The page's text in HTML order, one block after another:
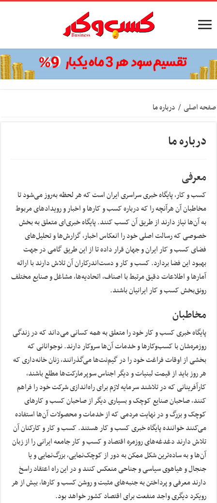
صفحه اصلی / درباره ما
درباره ما
معرفی
کسب و کار، پایگاه خبری سراسری ایران است که هر لحظه به‌روز می‌شود تا
مخاطبان آن هرآنچه را که درباره کسب و کارها و اخبار و رویدادهای مربوط
به آن‌ها نیاز دارند از طریق آن کسب کنند. پایگاه خبری‌ای متعلق به بخش
خصوصی که رسالت اصلی خود را انعکاس اخبار، گزارش‌ها و تحلیل‌های
فضای کسب و کار ایران و جهان قرار داده تا از این طریق گامی در جهت
بهبود این فضا بردارد. کسب و کار و دست‌اندرکاران آن تلاش دارند با ارائه
آمارها و اطلاعات دقیق مرتبط با اصناف، اتحادیه‌ها، مشاغل و صنایع مختلف
رونق‌بخش کسب و کار ایرانیان باشند.
مخاطبان
پایگاه خبری کسب و کار خود را متعلق به همه کسانی می‌داند که در زندگی
روزمره‌شان با کسب‌وکارها و خدمات آن‌ها سروکار دارند. نوجوانانی که
بخشی از اوقات فراغت خود را در گیم‌نت‌ها می‌گذرانند، زنان خانه‌داری که
هر روز باید از قیمت لبنیات و دیگر اجناس سوپرمارکت‌ها مطلع باشند،
کارآفرینانی که در تلاشند سرمایه لازم برای راه‌اندازی شرکت خود را فراهم
کنند، صاحبان صنایع کوچک و بسیاری دیگر از صاحبان کسب و کارهای
کوچک و بزرگ و در نهایت مردمی که از خدمات و محصولات آن‌ها استفاده
می‌کنند خواننده پایگاه خبری کسب و کار هستند. کسب و کار و کارکنان آن
تلاش دارند دغدغه‌های روزمره اقتصاد و کسب و کار جامعه ایرانی را از زبان
آن‌ها و به ساده‌ترین شکل ممکن به دور از کوچک‌نمایی، بزرگ‌نمایی و یا
جنجال و هیاهوی سیاسی و جناحی منعکس کنند و در این راه اعتقاد راسخ
دارند معرفی و پرداختن به جنبه‌های مثبت و روشن کسب و کارها، بیش از هر
رویکرد دیگری واجد منفعت برای اقتصاد کشور خواهد بود.